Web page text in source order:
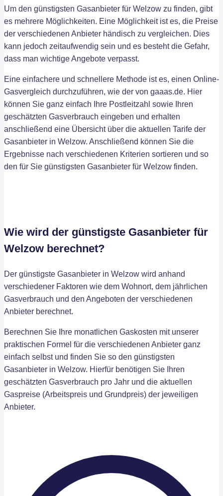
Um den günstigsten Gasanbieter für Welzow zu finden, gibt
es mehrere Möglichkeiten. Eine Möglichkeit ist es, die Preise
der verschiedenen Anbieter händisch zu vergleichen. Dies
kann jedoch zeitaufwendig sein und es besteht die Gefahr,
dass man wichtige Angebote verpasst.
Eine einfachere und schnellere Methode ist es, einen Online-
Gasvergleich durchzuführen, wie der von gaaas.de. Hier
können Sie ganz einfach Ihre Postleitzahl sowie Ihren
geschätzten Gasverbrauch eingeben und erhalten
anschließend eine Übersicht über die aktuellen Tarife der
Gasanbieter in Welzow. Anschließend können Sie die
Ergebnisse nach verschiedenen Kriterien sortieren und so
den für Sie günstigsten Gasanbieter für Welzow finden.
Wie wird der günstigste Gasanbieter für
Welzow berechnet?
Der günstigste Gasanbieter in Welzow wird anhand
verschiedener Faktoren wie dem Wohnort, dem jährlichen
Gasverbrauch und den Angeboten der verschiedenen
Anbieter berechnet.
Berechnen Sie Ihre monatlichen Gaskosten mit unserer
praktischen Formel für die verschiedenen Anbieter ganz
einfach selbst und finden Sie so den günstigsten
Gasanbieter in Welzow. Hierfür benötigen Sie Ihren
geschätzten Gasverbrauch pro Jahr und die aktuellen
Gaspreise (Arbeitspreis und Grundpreis) der jeweiligen
Anbieter.